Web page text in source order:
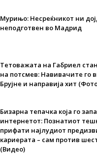
Мурињо: Несреќникот ни
неподготвен во Мадрид
Тетоважата на Габриел
на потсмев: Навивачите го
Брујне и направија хит
Бизарна тепачка која го
интернетот: Познатиот
прифати најлудиот
кариерата – сам против
(Видео)